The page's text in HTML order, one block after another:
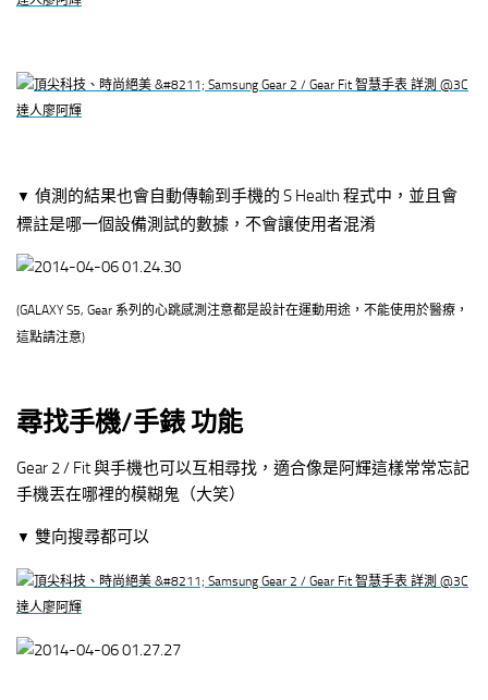
▼ 偵測的結果也會自動傳輸到手機的 S Health 程式中，並且會
標註是哪一個設備測試的數據，不會讓使用者混淆
(GALAXY S5, Gear 系列的心跳感測注意都是設計在運動用途，不能使用於醫療，
這點請注意)
尋找手機/手錶 功能
Gear 2 / Fit 與手機也可以互相尋找，適合像是阿輝這樣常常忘記
手機丟在哪裡的模糊鬼（大笑）
▼ 雙向搜尋都可以